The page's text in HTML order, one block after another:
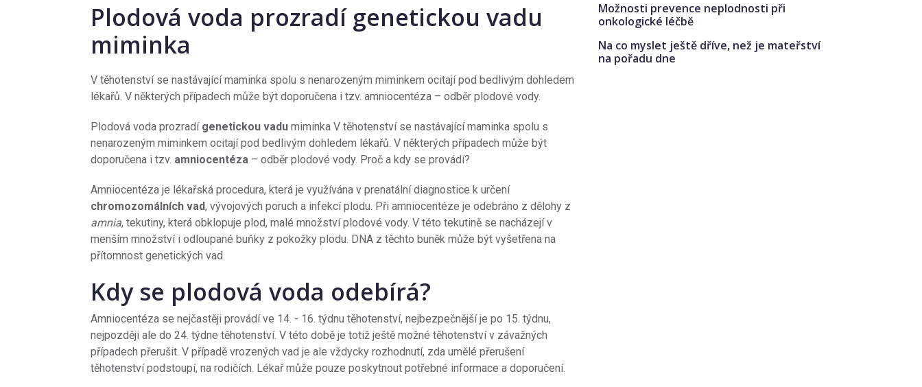
Plodová voda prozradí genetickou vadu
miminka
V těhotenství se nastávající maminka spolu s nenarozeným miminkem ocitají pod bedlivým dohledem
lékařů. V některých případech může být doporučena i tzv. amniocentéza – odběr plodové vody.
Plodová voda prozradí genetickou vadu miminka V těhotenství se nastávající maminka spolu s
nenarozeným miminkem ocitají pod bedlivým dohledem lékařů. V některých případech může být
doporučena i tzv. amniocentéza – odběr plodové vody. Proč a kdy se provádí?
Amniocentéza je lékařská procedura, která je využívána v prenatální diagnostice k určení
chromozomálních vad, vývojových poruch a infekcí plodu. Při amniocentéze je odebráno z dělohy z
amnia, tekutiny, která obklopuje plod, malé množství plodové vody. V této tekutině se nacházejí v
menším množství i odloupané buňky z pokožky plodu. DNA z těchto buněk může být vyšetřena na
přítomnost genetických vad.
Kdy se plodová voda odebírá?
Amniocentéza se nejčastěji provádí ve 14. - 16. týdnu těhotenství, nejbezpečnější je po 15. týdnu,
nejpozději ale do 24. týdne těhotenství. V této době je totiž ještě možné těhotenství v závažných
případech přerušit. V případě vrozených vad je ale vždycky rozhodnutí, zda umělé přerušení
těhotenství podstoupí, na rodičích. Lékař může pouze poskytnout potřebné informace a doporučení.
Možnosti prevence neplodnosti při
onkologické léčbě
Na co myslet ještě dříve, než je mateřství
na pořadu dne